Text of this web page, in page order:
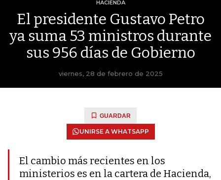
HACIENDA
El presidente Gustavo Petro
ya suma 53 ministros durante
sus 956 días de Gobierno
viernes, 28 de febrero de 2025
GUARDAR
UNIRSE A WHATSAPP
El cambio más recientes en los
ministerios es en la cartera de Hacienda,